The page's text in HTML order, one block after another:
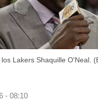
Lakers Shaquille O'Neal.
- 08:10